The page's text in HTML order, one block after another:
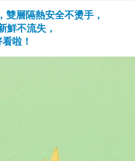
層隔熱安全不燙手，
鮮不流失，
啦！